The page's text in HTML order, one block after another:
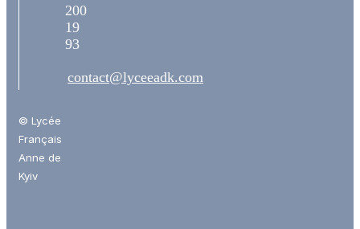
200
19
93
contact@lyceeadk.com
© Lycée
Français
Anne de
Kyiv